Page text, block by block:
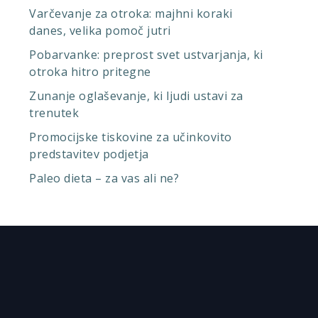
Varčevanje za otroka: majhni koraki
danes, velika pomoč jutri
Pobarvanke: preprost svet ustvarjanja, ki
otroka hitro pritegne
Zunanje oglaševanje, ki ljudi ustavi za
trenutek
Promocijske tiskovine za učinkovito
predstavitev podjetja
Paleo dieta – za vas ali ne?